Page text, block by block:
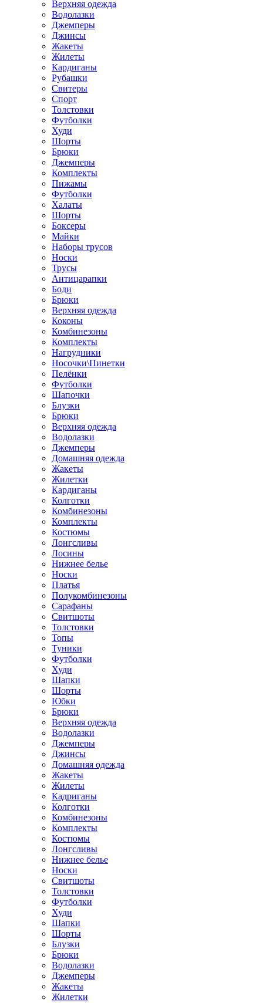
Верхняя одежда
Водолазки
Джемперы
Джинсы
Жакеты
Жилеты
Кардиганы
Рубашки
Свитеры
Спорт
Толстовки
Футболки
Худи
Шорты
Брюки
Джемперы
Комплекты
Пижамы
Футболки
Халаты
Шорты
Боксеры
Майки
Наборы трусов
Носки
Трусы
Антицарапки
Боди
Брюки
Верхняя одежда
Коконы
Комбинезоны
Комплекты
Нагрудники
Носочки\Пинетки
Пелёнки
Футболки
Шапочки
Блузки
Брюки
Верхняя одежда
Водолазки
Джемперы
Домашняя одежда
Жакеты
Жилетки
Кардиганы
Колготки
Комбинезоны
Комплекты
Костюмы
Лонгсливы
Лосины
Нижнее белье
Носки
Платья
Полукомбинезоны
Сарафаны
Свитшоты
Толстовки
Топы
Туники
Футболки
Худи
Шапки
Шорты
Юбки
Брюки
Верхняя одежда
Водолазки
Джемперы
Джинсы
Домашняя одежда
Жакеты
Жилеты
Кадриганы
Колготки
Комбинезоны
Комплекты
Костюмы
Лонгсливы
Нижнее белье
Носки
Свитшоты
Толстовки
Футболки
Худи
Шапки
Шорты
Блузки
Брюки
Водолазки
Джемперы
Жакеты
Жилетки